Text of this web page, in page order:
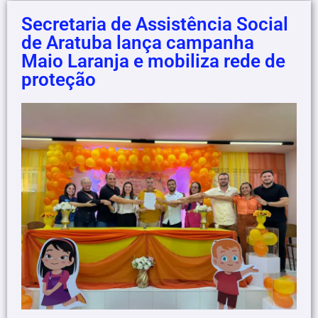
Secretaria de Assistência Social
de Aratuba lança campanha
Maio Laranja e mobiliza rede de
proteção